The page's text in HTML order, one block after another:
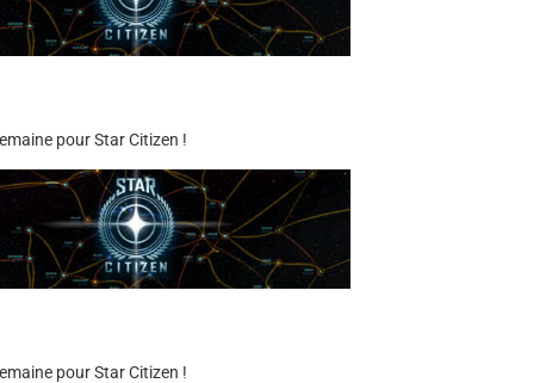
pour Star Citizen !
pour Star Citizen !